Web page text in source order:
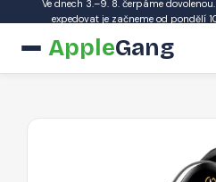
Ve dnech 3.–9. 8. čerpáme
expedovat je začneme od pondělí
AppleGang